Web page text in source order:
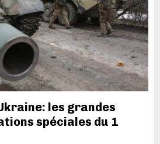
les grandes
spéciales du 1